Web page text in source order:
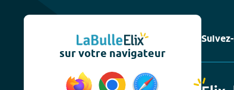
sur votre navigateur